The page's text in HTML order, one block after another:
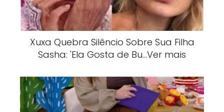
Xuxa Quebra Silêncio Sobre Sua Filha
Sasha: 'Ela Gosta de Bu…Ver mais